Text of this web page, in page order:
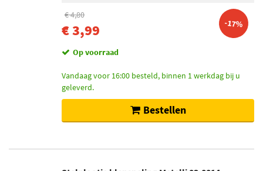
€ 4,80
€ 3,99 -17%
Op voorraad
Vandaag voor 16:00 besteld, binnen 1 werkdag bij u
geleverd.
Bestellen